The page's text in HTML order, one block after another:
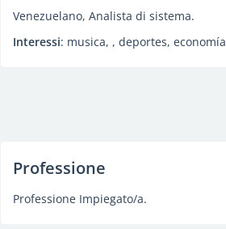
Venezuelano, Analista di sistema.
Interessi: musica, , deportes, economía
Professione
Professione Impiegato/a.